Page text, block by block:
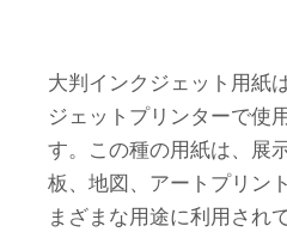
大判インクジェット用紙
ジェットプリンターで使
す。この種の用紙は、展
板、地図、アートプリン
まざまな用途に利用され